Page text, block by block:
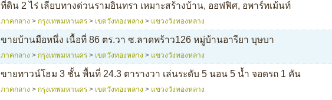
ที่ดิน 2 ไร่ เลียบทางด่วนรามอินทรา เหมาะสร้างบ้าน, ออฟฟิศ, อพาร์ทเม้นท์
ภาคกลาง > กรุงเทพมหานคร > เขตวังทองหลาง > แขวงวังทองหลาง
ขายบ้านมือหนึ่ง เนื้อที่ 86 ตร.วา ซ.ลาดพร้าว126 หมู่บ้านอารียา บุษบา
ภาคกลาง > กรุงเทพมหานคร > เขตวังทองหลาง > แขวงวังทองหลาง
ขายทาวน์โฮม 3 ชั้น พื้นที่ 24.3 ตารางวา เล่นระดับ 5 นอน 5 น้ำ จอดรถ 1 คัน
ภาคกลาง > กรุงเทพมหานคร > เขตวังทองหลาง > แขวงวังทองหลาง